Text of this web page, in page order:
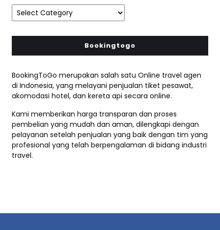
Bookingtogo
BookingToGo merupakan salah satu Online travel agen
di Indonesia, yang melayani penjualan tiket pesawat,
akomodasi hotel, dan kereta api secara online.
Kami memberikan harga transparan dan proses
pembelian yang mudah dan aman, dilengkapi dengan
pelayanan setelah penjualan yang baik dengan tim yang
profesional yang telah berpengalaman di bidang industri
travel.